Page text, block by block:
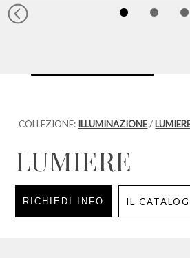
COLLEZIONE: ILLUMINAZIONE/
LUMIERE
RICHIEDI INFO IL